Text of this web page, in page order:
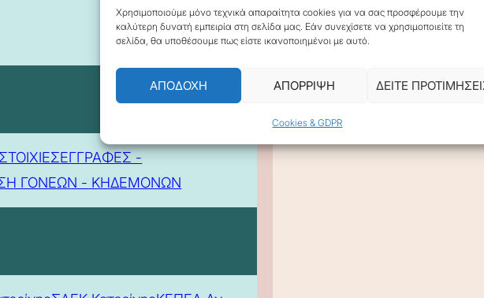
Χρησιμοποιούμε μόνο τεχνικά απαραίτητα cookies για να σας προσφέρουμε την
καλύτερη δυνατή εμπειρία στη σελίδα μας. Εάν συνεχίσετε να χρησιμοποιείτε τη
σελίδα, θα υποθέσουμε πως είστε ικανοποιημένοι με αυτό.
ΑΠΟΔΟΧΗ ΑΠΟΡΡΙΨΗ ΔΕΙΤΕ
Cookies & GDPR
ΕΓΓΡΑΦΕΣ -
ΓΟΝΕΩΝ - ΚΗΔΕΜΟΝΩΝ